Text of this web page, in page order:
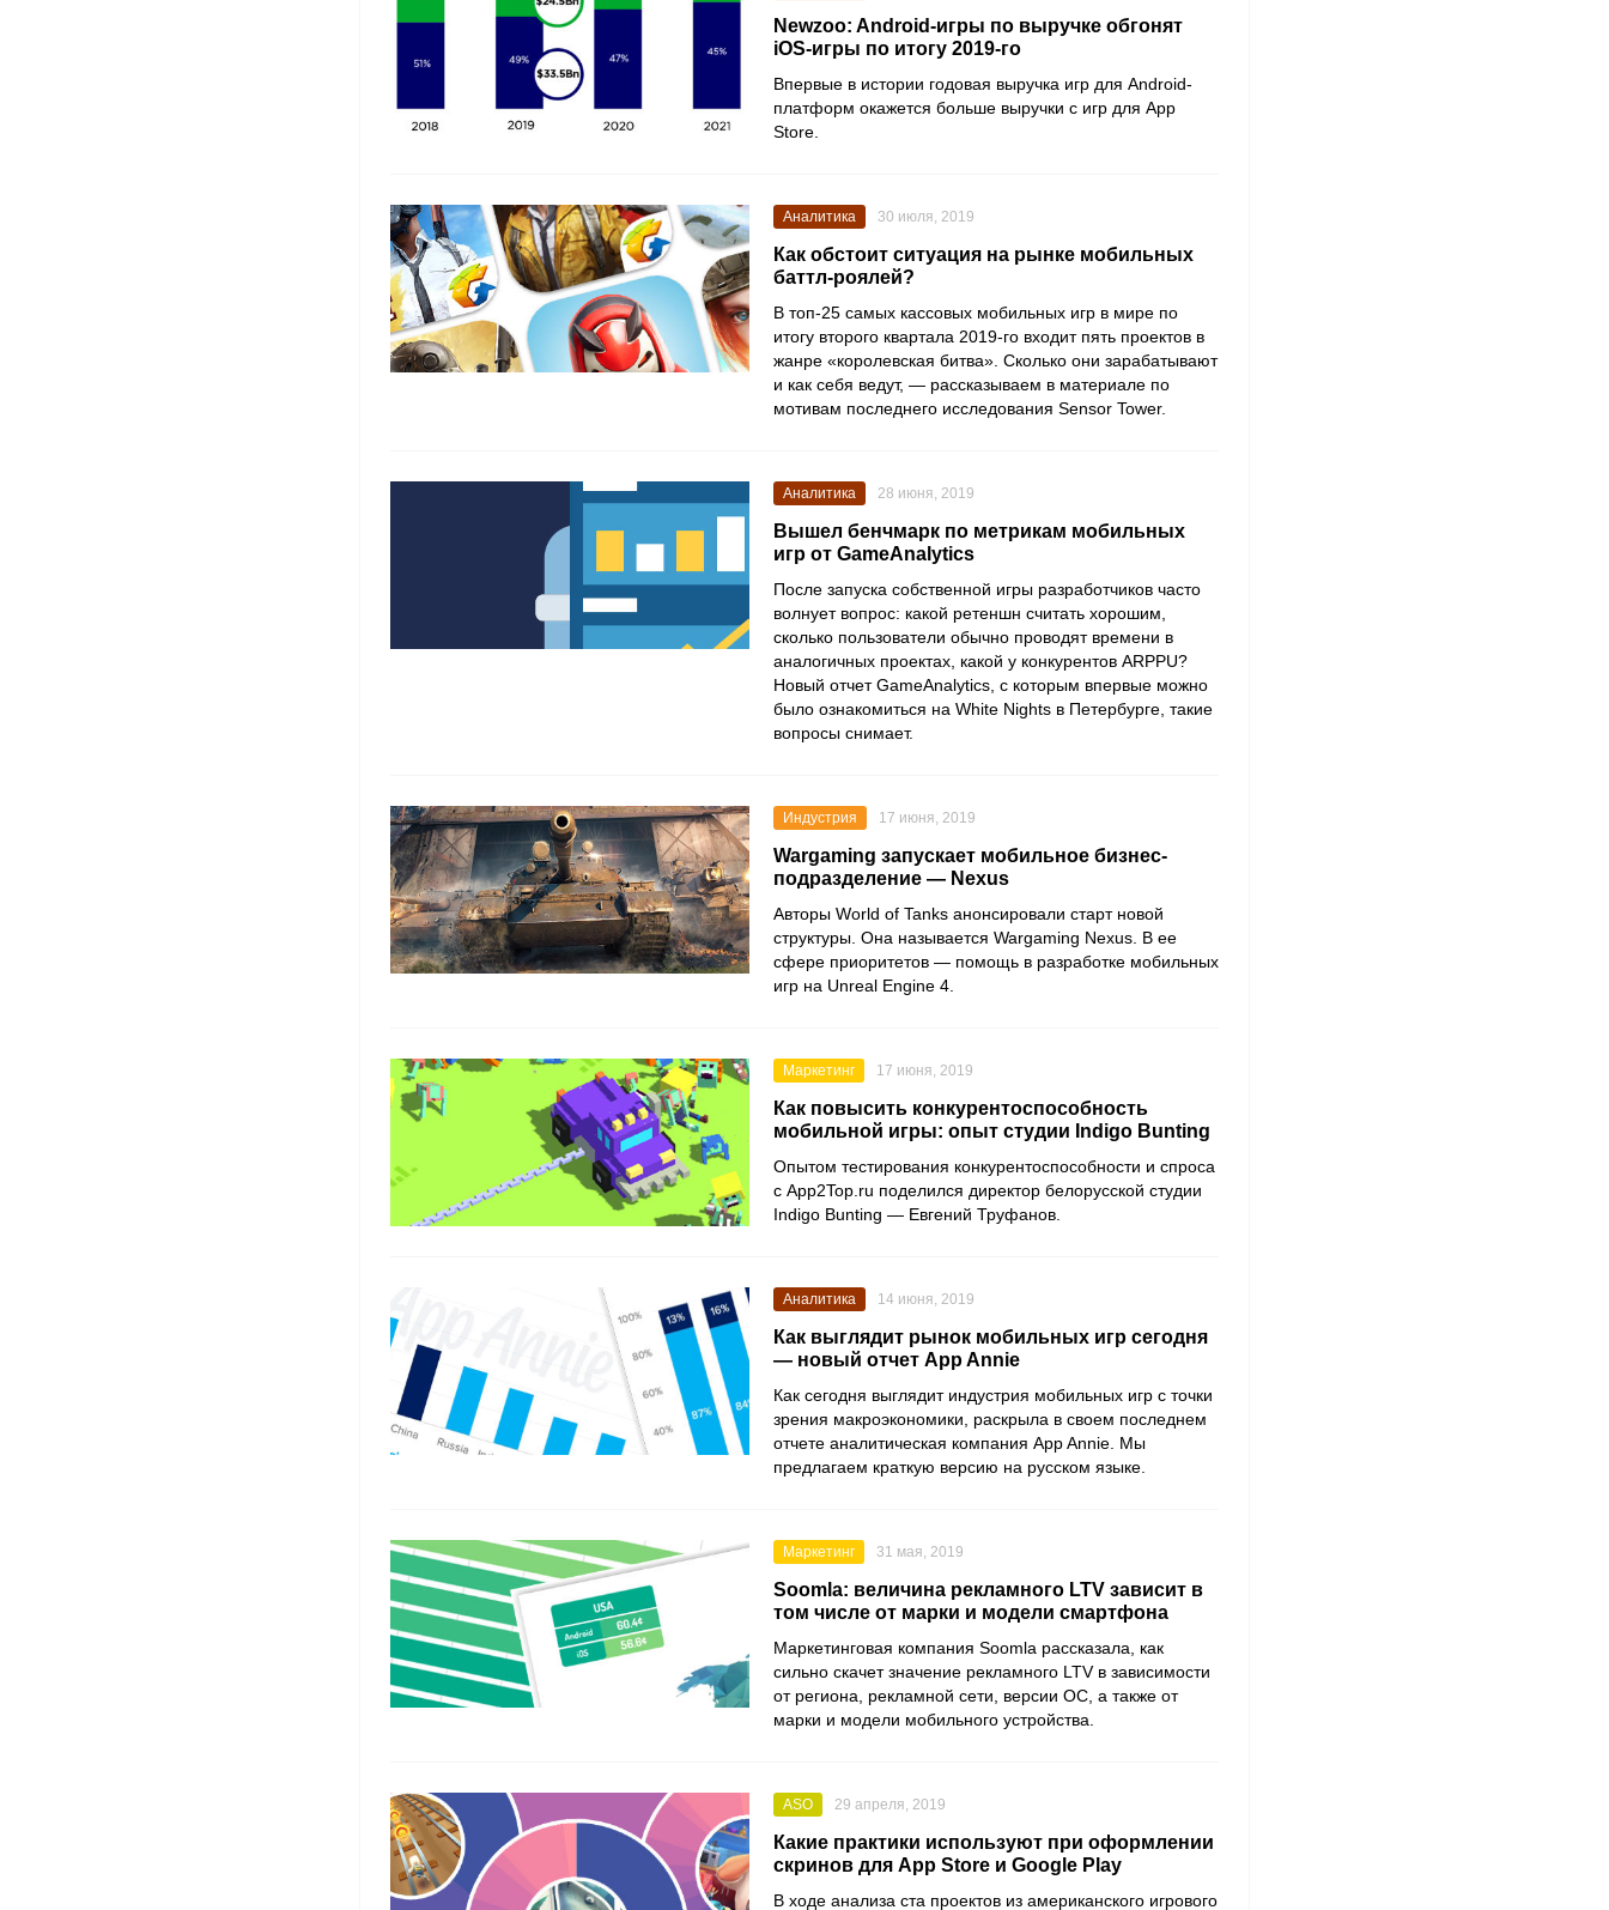
Newzoo: Android-игры по выручке обгонят
iOS-игры по итогу 2019-го
Впервые в истории годовая выручка игр для Android-
платформ окажется больше выручки с игр для App
Store.
Аналитика 30 июля, 2019
Как обстоит ситуация на рынке мобильных
баттл-роялей?
В топ-25 самых кассовых мобильных игр в мире по
итогу второго квартала 2019-го входит пять проектов в
жанре «королевская битва». Сколько они зарабатывают
и как себя ведут, — рассказываем в материале по
мотивам последнего исследования Sensor Tower.
Аналитика 28 июня, 2019
Вышел бенчмарк по метрикам мобильных
игр от GameAnalytics
После запуска собственной игры разработчиков часто
волнует вопрос: какой ретеншн считать хорошим,
сколько пользователи обычно проводят времени в
аналогичных проектах, какой у конкурентов ARPPU?
Новый отчет GameAnalytics, с которым впервые можно
было ознакомиться на White Nights в Петербурге, такие
вопросы снимает.
Индустрия 17 июня, 2019
Wargaming запускает мобильное бизнес-
подразделение — Nexus
Авторы World of Tanks анонсировали старт новой
структуры. Она называется Wargaming Nexus. В ее
сфере приоритетов — помощь в разработке мобильных
игр на Unreal Engine 4.
Маркетинг 17 июня, 2019
Как повысить конкурентоспособность
мобильной игры: опыт студии Indigo Bunting
Опытом тестирования конкурентоспособности и спроса
с App2Top.ru поделился директор белорусской студии
Indigo Bunting — Евгений Труфанов.
Аналитика 14 июня, 2019
Как выглядит рынок мобильных игр сегодня
— новый отчет App Annie
Как сегодня выглядит индустрия мобильных игр с точки
зрения макроэкономики, раскрыла в своем последнем
отчете аналитическая компания App Annie. Мы
предлагаем краткую версию на русском языке.
Маркетинг 31 мая, 2019
Soomla: величина рекламного LTV зависит в
том числе от марки и модели смартфона
Маркетинговая компания Soomla рассказала, как
сильно скачет значение рекламного LTV в зависимости
от региона, рекламной сети, версии ОС, а также от
марки и модели мобильного устройства.
ASO 29 апреля, 2019
Какие практики используют при оформлении
скринов для App Store и Google Play
В ходе анализа ста проектов из американского игрового